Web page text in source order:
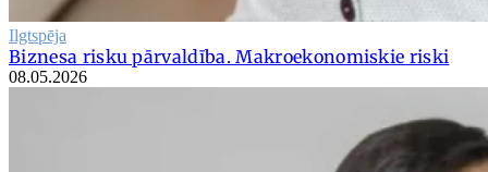
Ilgtspēja
Biznesa risku pārvaldība. Makroekonomiskie riski
08.05.2026